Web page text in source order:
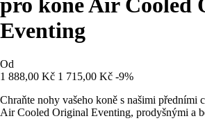
Eventing
Od
1 888,00 Kč 1 715,00 Kč -9%
Chraňte nohy vašeho koně s našimi předními
Air Cooled Original Eventing, prodyšnými a